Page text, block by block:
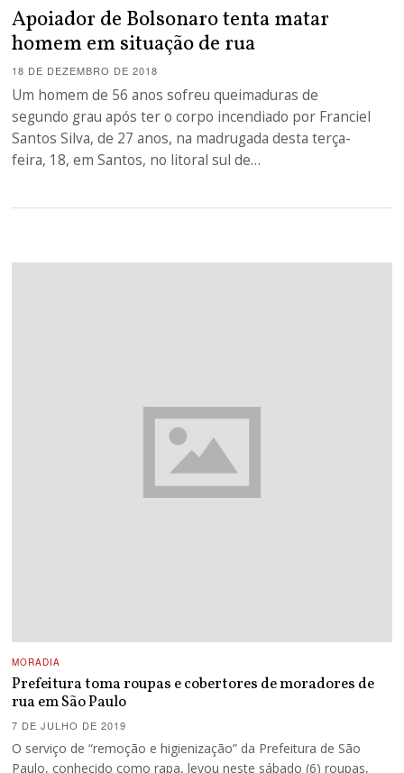
Apoiador de Bolsonaro tenta matar
homem em situação de rua
18 DE DEZEMBRO DE 2018
Um homem de 56 anos sofreu queimaduras de
segundo grau após ter o corpo incendiado por Franciel
Santos Silva, de 27 anos, na madrugada desta terça-
feira, 18, em Santos, no litoral sul de…
MORADIA
Prefeitura toma roupas e cobertores de moradores de
rua em São Paulo
7 DE JULHO DE 2019
O serviço de “remoção e higienização” da Prefeitura de São
Paulo, conhecido como rapa, levou neste sábado (6) roupas,